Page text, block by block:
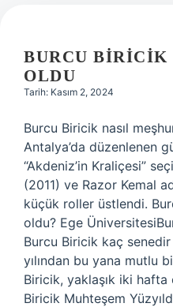
BURCU BIRICIK
OLDU
Tarih: Kasım 2, 2024
Burcu Biricik nasıl
Antalya’da düzenlenen
“Akdeniz’in Kraliçesi”
(2011) ve Razor Kemal
küçük roller üstlendi.
oldu? Ege
Burcu Biricik kaç
yılından bu yana mutlu
Biricik, yaklaşık iki
Biricik Muhteşem